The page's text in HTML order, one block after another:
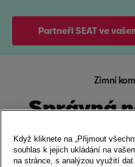
Partneři SEAT ve
Zimní
Správná
Když kliknete na „Přijmout
souhlas k jejich ukládání na
na stránce, s analýzou využití